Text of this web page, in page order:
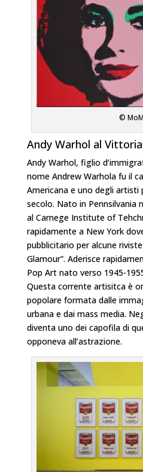
©
Andy Warhol al
Andy Warhol, figlio
nome Andrew Warhola fu il
Americana e uno degli artisti
secolo. Nato in Pennsilvania
al Carnege Institute of
rapidamente a New York
pubblicitario per alcune
Glamour”. Aderisce
Pop Art nato verso 1945-
Questa corrente artisitca è
popolare formata dalle
urbana e dai mass media.
diventa uno dei capofila di
opponeva all’astrazione.